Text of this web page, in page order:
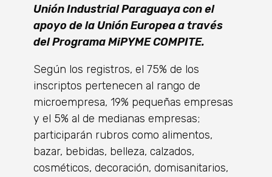
Unión Industrial Paraguaya con el
apoyo de la Unión Europea a través
del Programa MiPYME COMPITE.
Según los registros, el 75% de los
inscriptos pertenecen al rango de
microempresa, 19% pequeñas empresas
y el 5% al de medianas empresas;
participarán rubros como alimentos,
bazar, bebidas, belleza, calzados,
cosméticos, decoración, domisanitarios,